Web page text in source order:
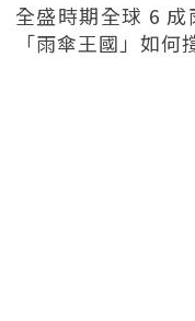
全盛時期全球 6
「雨傘王國」如何